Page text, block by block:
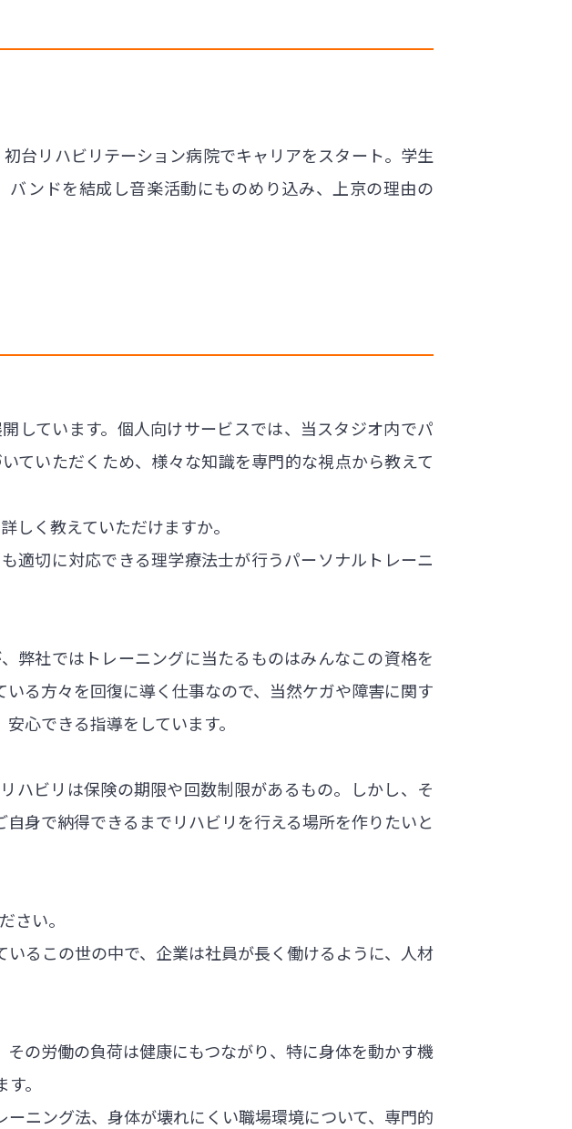
台リハビリテーション病院でキャリアをスタート。学生
ンドを結成し音楽活動にものめり込み、上京の理由の
しています。個人向けサービスでは、当スタジオ内でパ
ていただくため、様々な知識を専門的な視点から教えて
しく教えていただけますか。
適切に対応できる理学療法士が行うパーソナルトレーニ
弊社ではトレーニングに当たるものはみんなこの資格を
る方々を回復に導く仕事なので、当然ケガや障害に関す
心できる指導をしています。
ハビリは保険の期限や回数制限があるもの。しかし、そ
身で納得できるまでリハビリを行える場所を作りたいと
さい。
るこの世の中で、企業は社員が長く働けるように、人材
の労働の負荷は健康にもつながり、特に身体を動かす機
。
ニング法、身体が壊れにくい職場環境について、専門的